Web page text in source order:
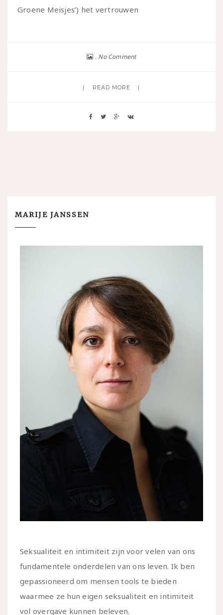
Groene Meisjes’) het vertrouwen
No Comment
READ MORE
MARIJE JANSSEN
Seksualiteit en intimiteit zijn voor velen van ons
fundamentele onderdelen van ons leven. Ik ben
gepassioneerd om mensen tools te bieden
waarmee ze hun eigen seksualiteit en intimiteit
vol overgave kunnen beleven.